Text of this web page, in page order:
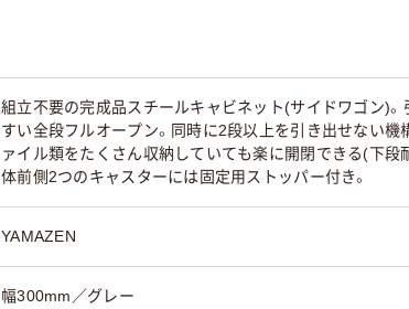
組立不要の完成品スチールキャビネット(サイドワゴン)
すい全段フルオープン。同時に2段以上を引き出せない
ァイル類をたくさん収納していても楽に開閉できる(下段
体前側2つのキャスターには固定用ストッパー付き。
YAMAZEN
幅300mm／グレー